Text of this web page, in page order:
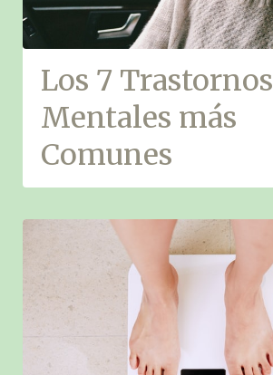
Los 7 Trastornos
Mentales más
Comunes